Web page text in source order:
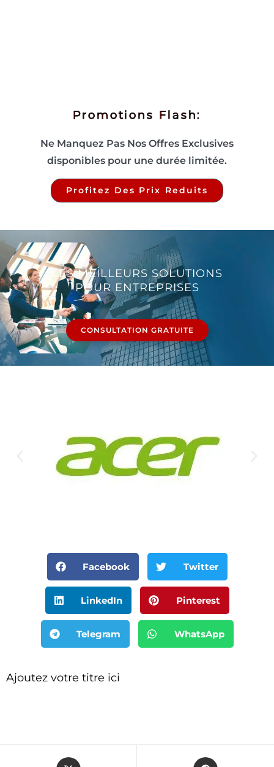
Promotions Flash:
Ne Manquez Pas Nos Offres Exclusives
disponibles pour une durée limitée.
Profitez Des Prix Reduits
LES MEILLEURS SOLUTIONS
POUR ENTREPRISES
CONSULTATION GRATUITE
Facebook Twitter
LinkedIn Pinterest
Telegram WhatsApp
Ajoutez votre titre ici